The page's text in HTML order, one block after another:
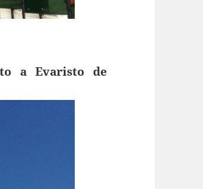
a Evaristo de